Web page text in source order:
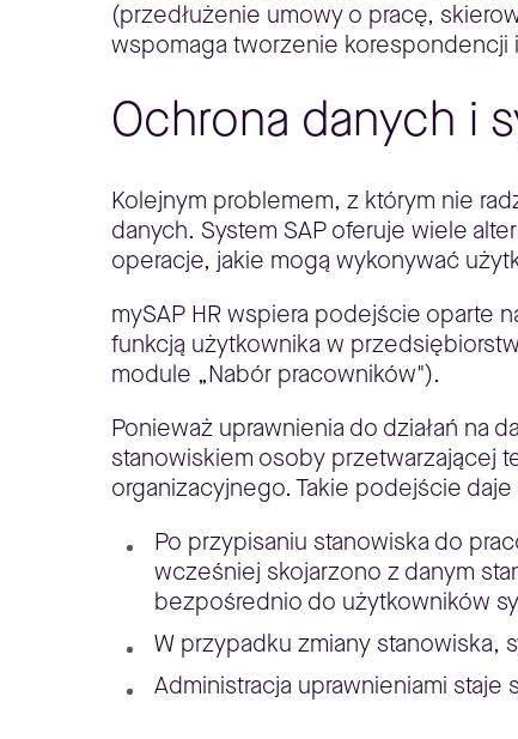
(przedłużenie umowy o pracę,
wspomaga tworzenie korespondencji
Ochrona danych i
Kolejnym problemem, z którym nie
danych. System SAP oferuje wiele
operacje, jakie mogą wykonywać
mySAP HR wspiera podejście oparte
funkcją użytkownika w
module „Nabór pracowników").
Ponieważ uprawnienia do działań
stanowiskiem osoby przetwarzającej
organizacyjnego. Takie podejście
Po przypisaniu stanowiska do
wcześniej skojarzono z danym
bezpośrednio do użytkowników
W przypadku zmiany stanowiska,
Administracja uprawnieniami